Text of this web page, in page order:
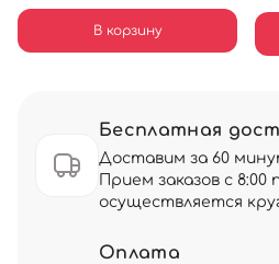
В корзину
Бесплатная
Доставим за 60
Прием заказов с 8:00
осуществляется
Оплата